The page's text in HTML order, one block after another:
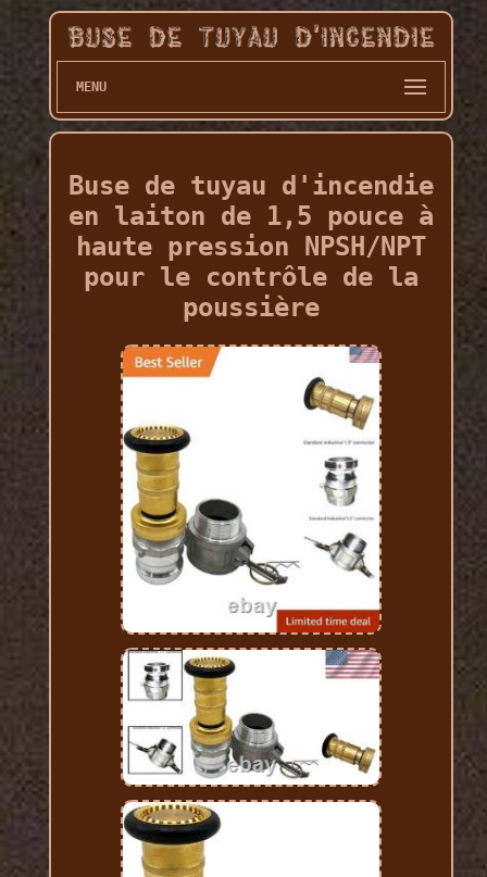
MENU
Buse de tuyau d'incendie
en laiton de 1,5 pouce à
haute pression NPSH/NPT
pour le contrôle de la
poussière